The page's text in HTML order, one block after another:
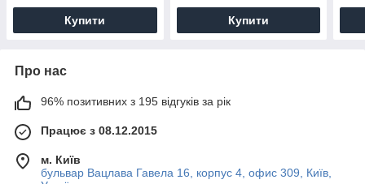
Купити Купити
Про нас
96% позитивних з 195 відгуків за рік
Працює з 08.12.2015
м. Київ
бульвар Вацлава Гавела 16, корпус 4, офис 309, Київ,